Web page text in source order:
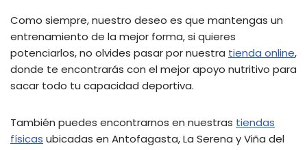
Como siempre, nuestro deseo es que mantengas un
entrenamiento de la mejor forma, si quieres
potenciarlos, no olvides pasar por nuestra tienda online,
donde te encontrarás con el mejor apoyo nutritivo para
sacar todo tu capacidad deportiva.
También puedes encontrarnos en nuestras tiendas
físicas ubicadas en Antofagasta, La Serena y Viña del